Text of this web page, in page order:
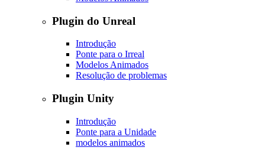
Plugin do Unreal
Introdução
Ponte para o Irreal
Modelos Animados
Resolução de problemas
Plugin Unity
Introdução
Ponte para a Unidade
modelos animados